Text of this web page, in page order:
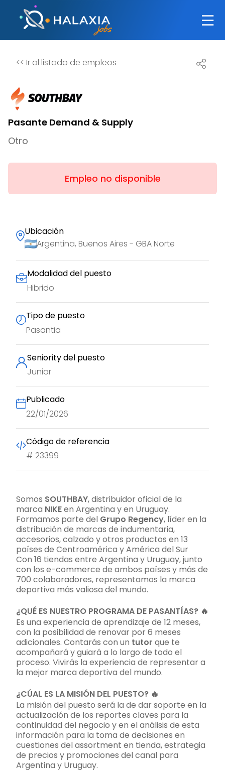
<< Ir al listado de empleos
Somos SOUTHBAY, distribuidor oficial de la
marca NIKEen Argentina y en Uruguay.
Formamos parte del Grupo Regency, líder en la
distribución de marcas de indumentaria,
accesorios, calzado y otros productos en 13
países de Centroamérica y América del Sur
Con 16 tiendas entre Argentina y Uruguay, junto
con los e-commerce de ambos países y más de
700 colaboradores, representamos la marca
deportiva más valiosa del mundo.
¿QUÉ ES NUESTRO PROGRAMA DE PASANTÍAS? 🔥
Es una experiencia de aprendizaje de 12 meses,
con la posibilidad de renovar por 6 meses
adicionales. Contarás con un tutor que te
acompañará y guiará a lo largo de todo el
proceso. Vivirás la experiencia de representar a
la mejor marca deportiva del mundo.
¿CÚAL ES LA MISIÓN DEL PUESTO? 🔥
La misión del puesto será la de dar soporte en la
actualización de los reportes claves para la
continuidad del negocio y en el análisis de esta
información para la toma de decisiones en
cuestiones del assortment en tienda, estrategia
de precios y promociones del canal para
Argentina y Uruguay.
Pasante Demand & Supply
Otro
Empleo no disponible
Ubicación
Argentina, Buenos Aires - GBA Norte
Modalidad del puesto
Hibrido
Tipo de puesto
Pasantia
Seniority del puesto
Junior
Publicado
22/01/2026
Código de referencia
# 23399